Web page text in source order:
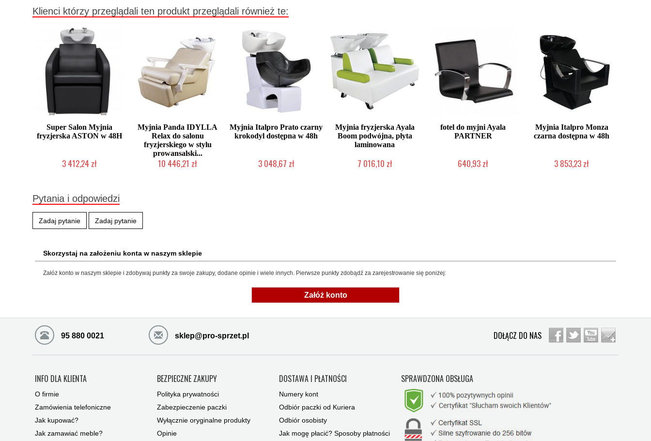
Klienci którzy przeglądali ten produkt przeglądali również te:
Super Salon Myjnia
fryzjerska ASTON w 48H
3 412,24 zł
Myjnia Panda IDYLLA
Relax do salonu
fryzjerskiego w stylu
prowansalski...
10 446,21 zł
Myjnia Italpro Prato czarny
krokodyl dostępna w 48h
3 048,67 zł
Myjnia fryzjerska Ayala
Boom podwójna, płyta
laminowana
7 016,10 zł
fotel do myjni Ayala
PARTNER
640,93 zł
Myjnia Italpro Monza
czarna dostępna w 48h
3 853,23 zł
Pytania i odpowiedzi
Zadaj pytanie Zadaj pytanie
Skorzystaj na założeniu konta w naszym sklepie
Załóż konto w naszym sklepie i zdobywaj punkty za swoje zakupy, dodane opinie i wiele innych. Pierwsze punkty zdobądź za zarejestrowanie się poniżej:
Załóż konto
95 880 0021 sklep@pro-sprzet.pl DOŁĄCZ DO NAS
INFO DLA KLIENTA
O firmie
Zamówienia telefoniczne
Jak kupować?
Jak zamawiać meble?
BEZPIECZNE ZAKUPY
Polityka prywatności
Zabezpieczenie paczki
Wyłącznie oryginalne produkty
Opinie
DOSTAWA I PŁATNOŚCI
Numery kont
Odbiór paczki od Kuriera
Odbiór osobisty
Jak mogę płacić? Sposoby płatności
SPRAWDZONA OBSŁUGA